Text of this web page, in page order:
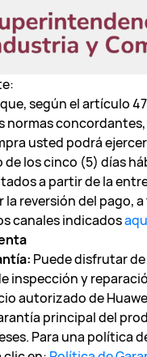
según el artículo
normas
usted podrá
los cinco (5) días
a partir de la
reversión del pago,
canales indicados
Puede disfrutar
inspección y
autorizado de
principal del
Para una política